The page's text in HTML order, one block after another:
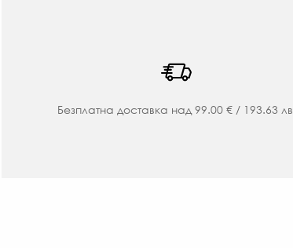
Безплатна доставка над 99.00 € / 193.63 лв.